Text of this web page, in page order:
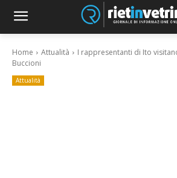
Home Attualità
I rappresentanti di Ito
Buccioni
Attualità